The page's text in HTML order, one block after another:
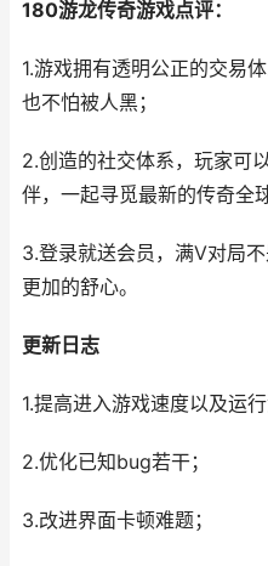
180游龙传奇游戏点评：
1.游戏拥有透明公正的交易
也不怕被人黑；
2.创造的社交体系，玩家可
伴，一起寻觅最新的传奇全球
3.登录就送会员，满V对局
更加的舒心。
更新日志
1.提高进入游戏速度以及运行
2.优化已知bug若干；
3.改进界面卡顿难题；